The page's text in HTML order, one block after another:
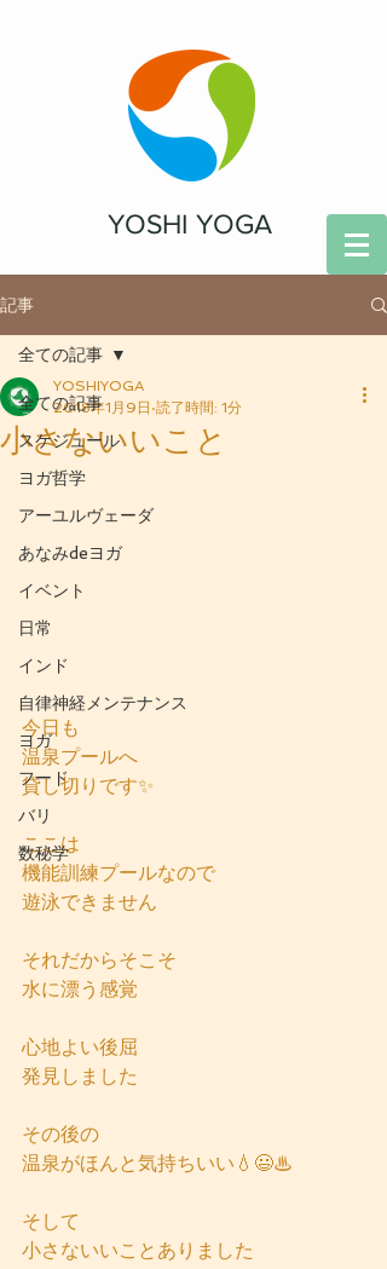
YOSHI YOGA
記事
全ての記事
スケジュール
ヨガ哲学
アーユルヴェーダ
あなみdeヨガ
イベント
日常
インド
自律神経メンテナンス
ヨガ
フード
バリ
数秘学
全ての記事
小さないいこと
YOSHIYOGA
2018年1月9日 読了時間: 1分
今日も
温泉プールへ
貸し切りです✨
ここは
機能訓練プールなので
遊泳できません
それだからそこそ
水に漂う感覚
心地よい後屈
発見しました
その後の
温泉がほんと気持ちいい💧😃♨
そして
小さないいことありました